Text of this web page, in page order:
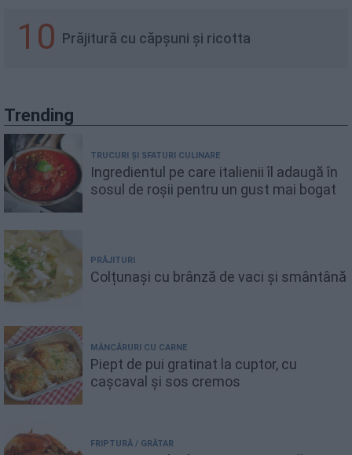
10 Prăjitură cu căpșuni și ricotta
Trending
TRUCURI ȘI SFATURI CULINARE
Ingredientul pe care italienii îl adaugă în
sosul de roșii pentru un gust mai bogat
PRĂJITURI
Colțunași cu brânză de vaci și smântână
MÂNCĂRURI CU CARNE
Piept de pui gratinat la cuptor, cu
cașcaval și sos cremos
FRIPTURĂ / GRĂTAR